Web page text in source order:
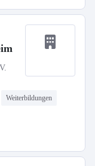
Weiterbildungen